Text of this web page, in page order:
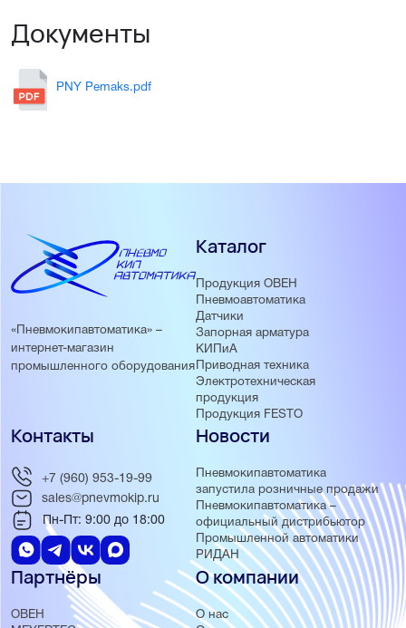
Документы
PNY Pemaks.pdf
«Пневмокипавтоматика» –
интернет-магазин
промышленного оборудования
Каталог
Продукция ОВЕН
Пневмоавтоматика
Датчики
Запорная арматура
КИПиА
Приводная техника
Электротехническая
продукция
Продукция FESTO
Новости
Пневмокипавтоматика
запустила розничные продажи
Пневмокипавтоматика –
официальный дистрибьютор
Промышленной автоматики
РИДАН
Партнёры
ОВЕН
О компании
О нас
Контакты
+7 (960) 953-19-99
sales@pnevmokip.ru
Пн-Пт: 9:00 до 18:00